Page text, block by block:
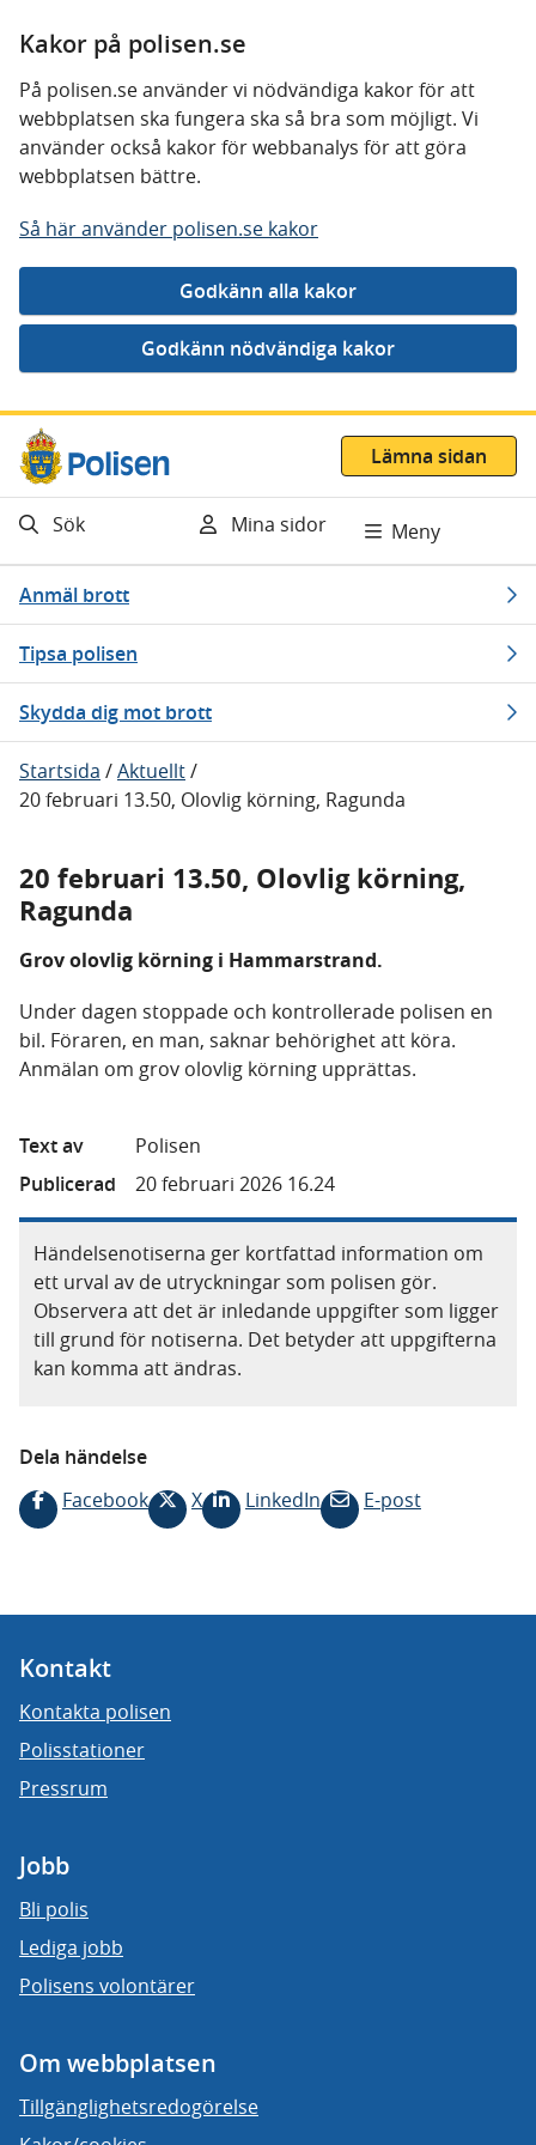
Kakor på polisen.se
På polisen.se använder vi nödvändiga kakor för att
webbplatsen ska fungera ska så bra som möjligt. Vi
använder också kakor för webbanalys för att göra
webbplatsen bättre.
Så här använder polisen.se kakor
Gå direkt till innehåll
Lämna sidan
Sök Mina sidor Meny
Anmäl brott
Tipsa polisen
Skydda dig mot brott
Startsida /Aktuellt/
20 februari 13.50, Olovlig körning, Ragunda
20 februari 13.50, Olovlig körning,
Ragunda
Grov olovlig körning i Hammarstrand.
Under dagen stoppade och kontrollerade polisen en
bil. Föraren, en man, saknar behörighet att köra.
Anmälan om grov olovlig körning upprättas.
Text av
Polisen
Publicerad
20 februari 2026 16.24
Händelsenotiserna ger kortfattad information om
ett urval av de utryckningar som polisen gör.
Observera att det är inledande uppgifter som ligger
till grund för notiserna. Det betyder att uppgifterna
kan komma att ändras.
Dela händelse
Facebook
X LinkedIn E-post
Kontakt
Kontakta polisen
Polisstationer
Pressrum
Jobb
Bli polis
Lediga jobb
Polisens volontärer
Om webbplatsen
Tillgänglighetsredogörelse